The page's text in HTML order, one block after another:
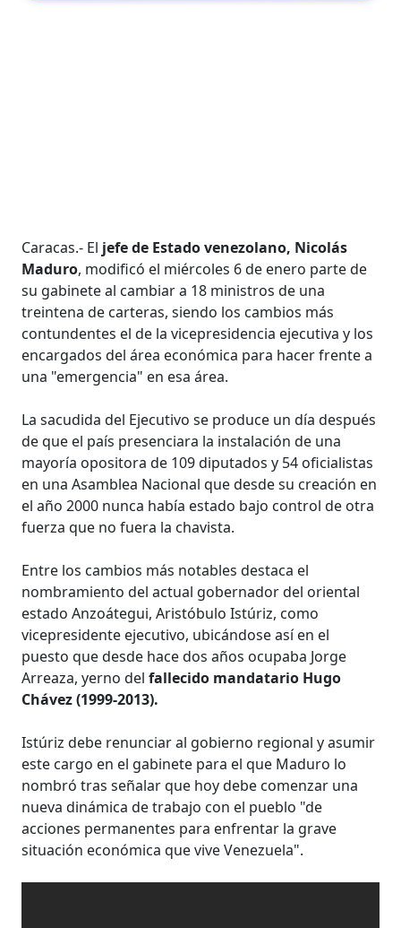
Caracas.- El jefe de Estado venezolano, Nicolás
Maduro, modificó el miércoles 6 de enero parte de
su gabinete al cambiar a 18 ministros de una
treintena de carteras, siendo los cambios más
contundentes el de la vicepresidencia ejecutiva y los
encargados del área económica para hacer frente a
una "emergencia" en esa área.
La sacudida del Ejecutivo se produce un día después
de que el país presenciara la instalación de una
mayoría opositora de 109 diputados y 54 oficialistas
en una Asamblea Nacional que desde su creación en
el año 2000 nunca había estado bajo control de otra
fuerza que no fuera la chavista.
Entre los cambios más notables destaca el
nombramiento del actual gobernador del oriental
estado Anzoátegui, Aristóbulo Istúriz, como
vicepresidente ejecutivo, ubicándose así en el
puesto que desde hace dos años ocupaba Jorge
Arreaza, yerno delfallecido mandatario Hugo
Chávez (1999-2013).
Istúriz debe renunciar al gobierno regional y asumir
este cargo en el gabinete para el que Maduro lo
nombró tras señalar que hoy debe comenzar una
nueva dinámica de trabajo con el pueblo "de
acciones permanentes para enfrentar la grave
situación económica que vive Venezuela".